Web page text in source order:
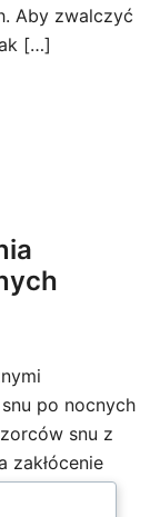
Aby zwalczyć
[…]
po nocnych
snu z
zakłócenie